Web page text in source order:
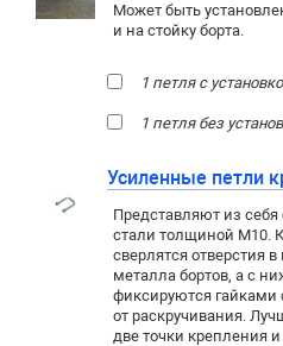
Может быть
и на стойку борта.
1 петля с
1 петля без
Усиленные петли
Представляют из
стали толщиной М10.
сверлятся отверстия
металла бортов, а с
фиксируются гайками
от раскручивания.
две точки крепления